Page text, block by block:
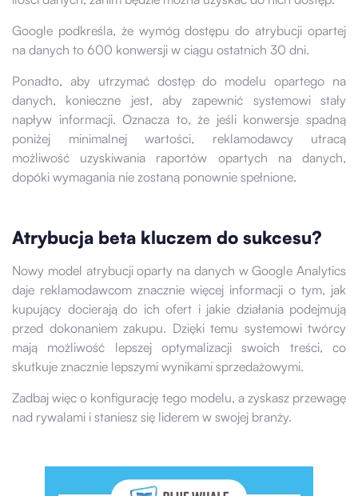
Google podkreśla, że wymóg dostępu do atrybucji opartej
na danych to 600 konwersji w ciągu ostatnich 30 dni.
Ponadto, aby utrzymać dostęp do modelu opartego na
danych, konieczne jest, aby zapewnić systemowi stały
napływ informacji. Oznacza to, że jeśli konwersje spadną
poniżej minimalnej wartości, reklamodawcy utracą
możliwość uzyskiwania raportów opartych na danych,
dopóki wymagania nie zostaną ponownie spełnione.
Atrybucja beta kluczem do sukcesu?
Nowy model atrybucji oparty na danych w Google Analytics
daje reklamodawcom znacznie więcej informacji o tym, jak
kupujący docierają do ich ofert i jakie działania podejmują
przed dokonaniem zakupu. Dzięki temu systemowi twórcy
mają możliwość lepszej optymalizacji swoich treści, co
skutkuje znacznie lepszymi wynikami sprzedażowymi.
Zadbaj więc o konfigurację tego modelu, a zyskasz przewagę
nad rywalami i staniesz się liderem w swojej branży.